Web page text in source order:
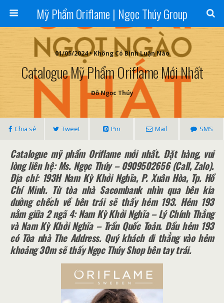
Mỹ Phẩm Oriflame | Ngọc Thúy Group
01/05/2024 • Không Có Bình Luận Nào
Catalogue Mỹ Phẩm Oriflame Mới Nhất
Đỗ Ngọc Thúy
Chia sẻ Tweet Pin Mail SMS
Catalogue mỹ phẩm Oriflame mới nhất. Đặt hàng, vui
lòng liên hệ: Ms. Ngọc Thúy – 0909502656 (Call, Zalo).
Địa chỉ: 193H Nam Kỳ Khởi Nghĩa, P. Xuân Hòa, Tp. Hồ
Chí Minh. Từ tòa nhà Sacombank nhìn qua bên kia
đường chếch về bên trái sẽ thấy hẻm 193. Hẻm 193
nằm giữa 2 ngã 4: Nam Kỳ Khởi Nghĩa – Lý Chính Thắng
và Nam Kỳ Khởi Nghĩa – Trần Quốc Toản. Đầu hẻm 193
có Tòa nhà The Address. Quý khách đi thẳng vào hẻm
khoảng 30m sẽ thấy Ngọc Thúy Shop bên tay trái.